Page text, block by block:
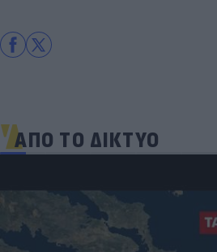
ΑΠΟ ΤΟ ΔΙΚΤΥΟ